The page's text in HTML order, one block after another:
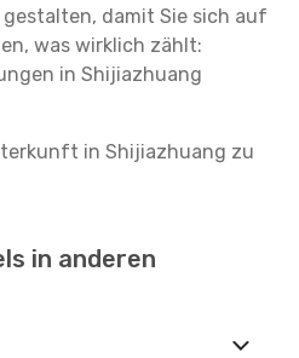
damit Sie sich auf
was wirklich zählt:
in Shijiazhuang
in Shijiazhuang zu
in anderen